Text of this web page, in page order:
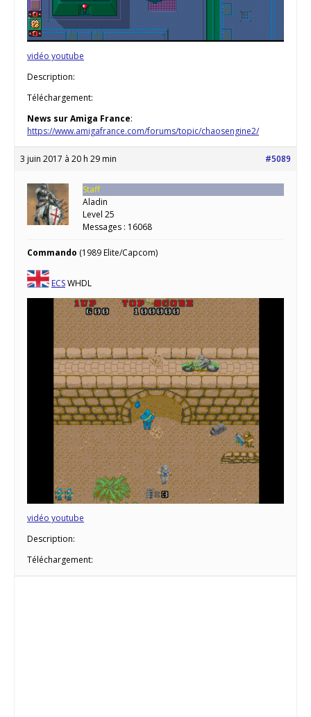
vidéo youtube
Description:
Téléchargement:
News sur Amiga France:
https://www.amigafrance.com/forums/topic/chaosengine2/
3 juin 2017 à 20 h 29 min #5089
Staff
Aladin
Level 25
Messages : 16068
Commando (1989 Elite/Capcom)
ECSWHDL
vidéo youtube
Description:
Téléchargement: